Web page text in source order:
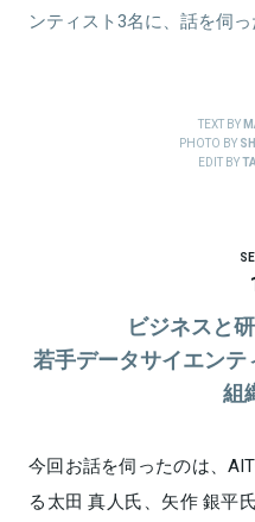
ンティスト3名に、話を伺っ
TEXT BY
PHOTO BY
EDIT BY
ビジネスと
若手データサイエン
組
今回お話を伺ったのは、
る太田 真人氏、矢作 銀平